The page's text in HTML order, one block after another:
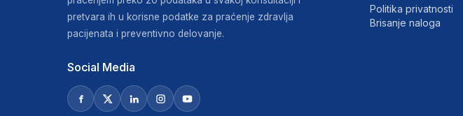
pretvara ih u korisne podatke za praćenje zdravlja
pacijenata i preventivno delovanje.
Social Media
Politika privatnosti
Brisanje naloga